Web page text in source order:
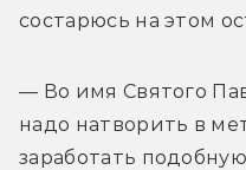
состарюсь на этом
— Во имя Святого
надо натворить в
заработать